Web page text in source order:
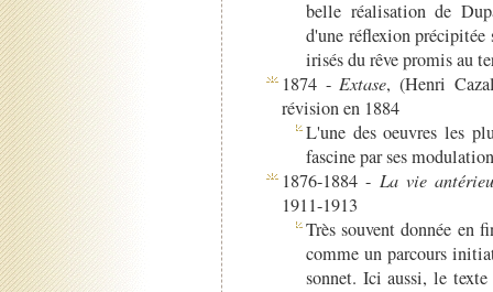
belle réalisation de
d'une réflexion
irisés du rêve promis au
1874 -Extase, (Henri
révision en 1884
L'une des oeuvres les
fascine par ses
1876-1884 - La vie
1911-1913
Très souvent donnée en
comme un parcours
sonnet. Ici aussi, le texte